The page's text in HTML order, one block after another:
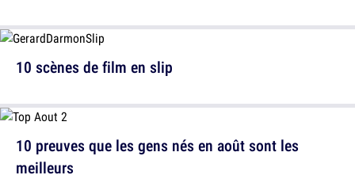
10 scènes de film en slip
10 preuves que les gens nés en août sont les
meilleurs